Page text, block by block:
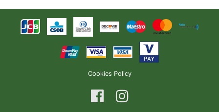
Cookies Policy